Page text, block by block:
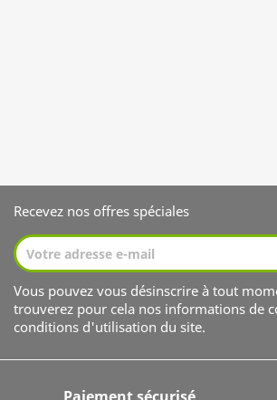
Recevez nos offres spéciales
Vous pouvez vous désinscrire à tout
trouverez pour cela nos informations de
conditions d'utilisation du site.